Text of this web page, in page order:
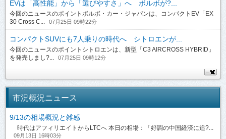
EVは「高性能」から「選びやすさ」へ ボルボが?...
今回のニュースのポイントボルボ・カー・ジャパンは、コンパクトEV「EX
30 Cross C...
07月25日 09時22分
コンパクトSUVにも7人乗りの時代へ シトロエンが...
今回のニュースのポイントシトロエンは、新型「C3 AIRCROSS HYBRID」
を発売しまし?...
07月25日 09時12分
市況概況ニュース
9/13の相場概況と雑感
時代はアフィリエイトからLTCへ 本日の相場：「好調の中国経済に追?...
09月13日 16時03分